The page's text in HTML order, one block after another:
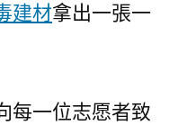
建材拿出一張一
每一位志愿者致